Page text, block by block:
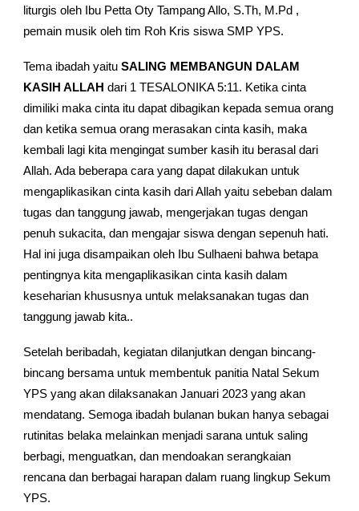
liturgis oleh Ibu Petta Oty Tampang Allo, S.Th, M.Pd ,
pemain musik oleh tim Roh Kris siswa SMP YPS.
Tema ibadah yaituSALING MEMBANGUN DALAM
KASIH ALLAH dari 1 TESALONIKA 5:11. Ketika cinta
dimiliki maka cinta itu dapat dibagikan kepada semua orang
dan ketika semua orang merasakan cinta kasih, maka
kembali lagi kita mengingat sumber kasih itu berasal dari
Allah. Ada beberapa cara yang dapat dilakukan untuk
mengaplikasikan cinta kasih dari Allah yaitu sebeban dalam
tugas dan tanggung jawab, mengerjakan tugas dengan
penuh sukacita, dan mengajar siswa dengan sepenuh hati.
Hal ini juga disampaikan oleh Ibu Sulhaeni bahwa betapa
pentingnya kita mengaplikasikan cinta kasih dalam
keseharian khususnya untuk melaksanakan tugas dan
tanggung jawab kita..
Setelah beribadah, kegiatan dilanjutkan dengan bincang-
bincang bersama untuk membentuk panitia Natal Sekum
YPS yang akan dilaksanakan Januari 2023 yang akan
mendatang. Semoga ibadah bulanan bukan hanya sebagai
rutinitas belaka melainkan menjadi sarana untuk saling
berbagi, menguatkan, dan mendoakan serangkaian
rencana dan berbagai harapan dalam ruang lingkup Sekum
YPS.